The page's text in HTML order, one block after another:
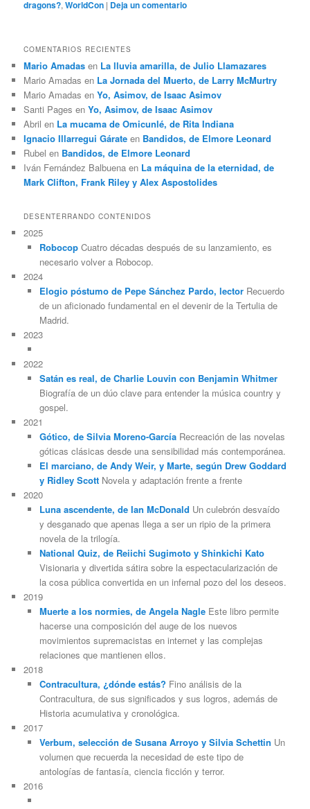
dragons?,WorldCon | Deja un comentario
COMENTARIOS RECIENTES
Mario Amadas en La lluvia amarilla, de Julio Llamazares
Mario Amadas en La Jornada del Muerto, de Larry McMurtry
Mario Amadas enYo, Asimov, de Isaac Asimov
Santi Pages enYo, Asimov, de Isaac Asimov
Abril en La mucama de Omicunlé, de Rita Indiana
Ignacio Illarregui Gárate en Bandidos, de Elmore Leonard
Rubel en Bandidos, de Elmore Leonard
Iván Fernández Balbuena en La máquina de la eternidad, de
Mark Clifton, Frank Riley y Alex Aspostolides
DESENTERRANDO CONTENIDOS
2025
RobocopCuatro décadas después de su lanzamiento, es
necesario volver a Robocop.
2024
Elogio póstumo de Pepe Sánchez Pardo, lectorRecuerdo
de un aficionado fundamental en el devenir de la Tertulia de
Madrid.
2023
2022
Satán es real, de Charlie Louvin con Benjamin Whitmer
Biografía de un dúo clave para entender la música country y
gospel.
2021
Gótico, de Silvia Moreno-GarcíaRecreación de las novelas
góticas clásicas desde una sensibilidad más contemporánea.
El marciano, de Andy Weir, y Marte, según Drew Goddard
y Ridley ScottNovela y adaptación frente a frente
2020
Luna ascendente, de Ian McDonald Un culebrón desvaído
y desganado que apenas llega a ser un ripio de la primera
novela de la trilogía.
National Quiz, de Reiichi Sugimoto y Shinkichi Kato
Visionaria y divertida sátira sobre la espectacularización de
la cosa pública convertida en un infernal pozo del los deseos.
2019
Muerte a los normies, de Angela NagleEste libro permite
hacerse una composición del auge de los nuevos
movimientos supremacistas en internet y las complejas
relaciones que mantienen ellos.
2018
Contracultura, ¿dónde estás? Fino análisis de la
Contracultura, de sus significados y sus logros, además de
Historia acumulativa y cronológica.
2017
Verbum, selección de Susana Arroyo y Silvia Schettin Un
volumen que recuerda la necesidad de este tipo de
antologías de fantasía, ciencia ficción y terror.
2016